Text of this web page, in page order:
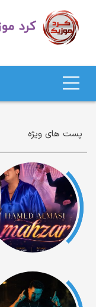
پست های ویژه